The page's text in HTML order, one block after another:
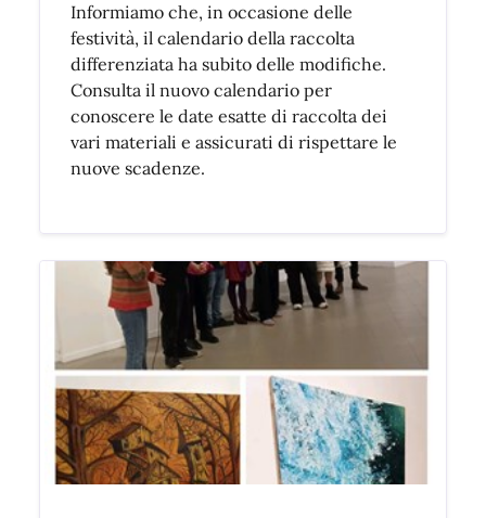
Informiamo che, in occasione delle
festività, il calendario della raccolta
differenziata ha subito delle modifiche.
Consulta il nuovo calendario per
conoscere le date esatte di raccolta dei
vari materiali e assicurati di rispettare le
nuove scadenze.